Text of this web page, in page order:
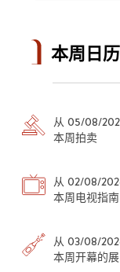
本周日历
从 05/08/
本周拍卖
从 02/08/
本周电视指南
从 03/08/
本周开幕的